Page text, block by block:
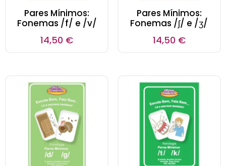
Pares Mínimos:
Fonemas /f/ e /v/
14,50 €
Pares Mínimos:
Fonemas /ʃ/ e /ʒ/
14,50 €